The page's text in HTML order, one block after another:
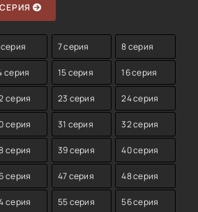
7 серия 8 серия
серия 15 серия 16 серия
серия 23 серия 24 серия
серия 31 серия 32 серия
серия 39 серия 40 серия
серия 47 серия 48 серия
серия 55 серия 56 серия